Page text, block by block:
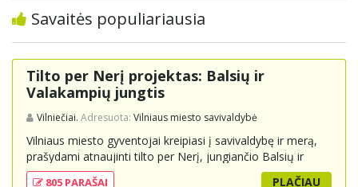
Savaitės populiariausia
Tilto per Nerį projektas: Balsių ir
Valakampių jungtis
Vilniečiai. Adresuota: Vilniaus miesto savivaldybė
Vilniaus miesto gyventojai kreipiasi į savivaldybę ir merą,
prašydami atnaujinti tilto per Nerį, jungiančio Balsių ir
Valakampių kryptis, projektą ir įtraukti jį į miesto
805 PARAŠAI PLAČIAU